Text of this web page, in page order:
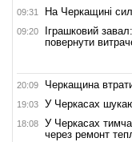
09:31 На Черкащині
09:20
Іграшковий
повернути
20:09 Черкащина
19:03 У Черкасах
18:08
У Черкасах
через ремонт